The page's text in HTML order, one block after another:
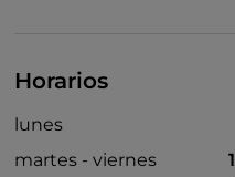
Horarios
lunes
martes - viernes